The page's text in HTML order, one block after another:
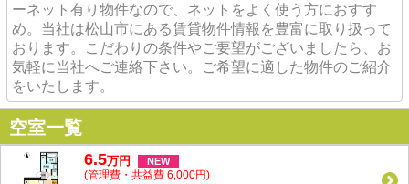
ーネット有り物件なので、ネットをよく使う方におすす
め。当社は松山市にある賃貸物件情報を豊富に取り扱って
おります。こだわりの条件やご要望がございましたら、お
気軽に当社へご連絡下さい。ご希望に適した物件のご紹介
をいたします。
空室一覧
6.5万円 NEW
(管理費・共益費 6,000円)